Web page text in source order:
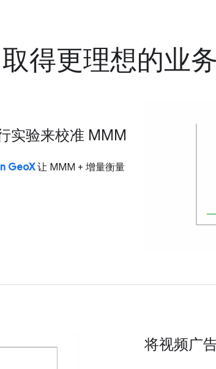
取得更理想的业
实验来校准 MMM
GeoX让 MMM + 增量衡量
将视频广